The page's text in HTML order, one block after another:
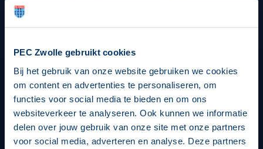
PEC Zwolle gebruikt cookies
Bij het gebruik van onze website gebruiken we cookies
om content en advertenties te personaliseren, om
functies voor social media te bieden en om ons
websiteverkeer te analyseren. Ook kunnen we informatie
delen over jouw gebruik van onze site met onze partners
voor social media, adverteren en analyse. Deze partners